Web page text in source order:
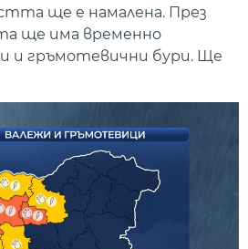
ще е намалена. През
ще има временно
и гръмотевични бури. Ще